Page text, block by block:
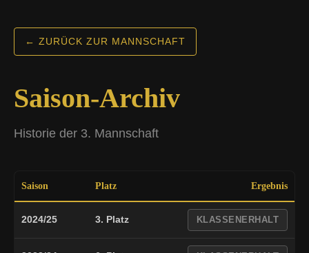
← ZURÜCK ZUR MANNSCHAFT
Saison-Archiv
Historie der 3. Mannschaft
Saison Platz Ergebnis
2024/25 3. Platz KLASSENERHALT